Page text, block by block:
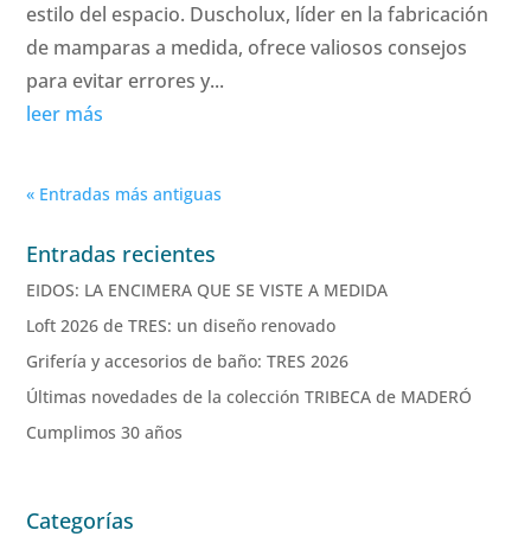
estilo del espacio. Duscholux, líder en la fabricación
de mamparas a medida, ofrece valiosos consejos
para evitar errores y...
leer más
« Entradas más antiguas
Entradas recientes
EIDOS: LA ENCIMERA QUE SE VISTE A MEDIDA
Loft 2026 de TRES: un diseño renovado
Grifería y accesorios de baño: TRES 2026
Últimas novedades de la colección TRIBECA de MADERÓ
Cumplimos 30 años
Categorías